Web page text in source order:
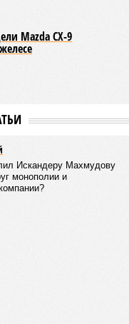
Л» ещё даже не
ситуацию.«В
нам перестали
по
Seven Suns
признана
компании
УК РФ. Достройку
Л», «Сказочного
информации на
на себя. Два из
сдаче. Третий –
– по факту
Возникает вопрос:
2024 года на
отдан